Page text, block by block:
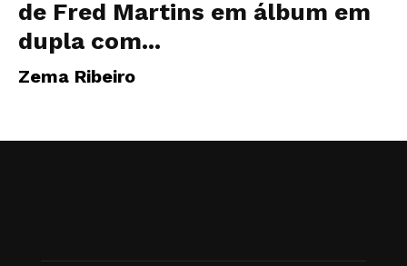
de Fred Martins em álbum em
dupla com...
Zema Ribeiro